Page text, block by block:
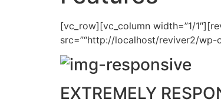
[vc_row][vc_column width=”1/
src=”“http://localhost/reviver2/wp-
EXTREMELY